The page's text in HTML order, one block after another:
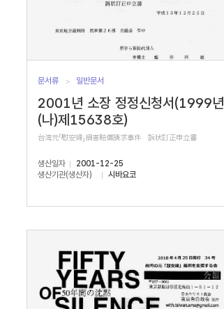
문서류 일반문서
2001년 소장 정정신청서(1999년
(나)제15638호)
台湾元「慰安婦」損害賠償請求事件 訴状訂正申立書
생산일자
2001-12-25
생산기관(생산자)
시바요코